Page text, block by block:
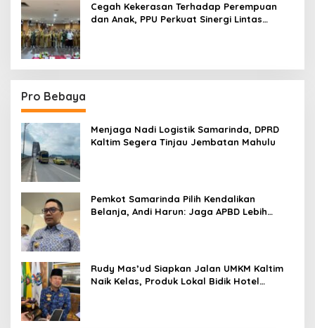
Cegah Kekerasan Terhadap Perempuan
dan Anak, PPU Perkuat Sinergi Lintas
Pro Bebaya
Menjaga Nadi Logistik Samarinda, DPRD
Kaltim Segera Tinjau Jembatan Mahulu
Pemkot Samarinda Pilih Kendalikan
Belanja, Andi Harun: Jaga APBD Lebih
Rudy Mas’ud Siapkan Jalan UMKM Kaltim
Naik Kelas, Produk Lokal Bidik Hotel